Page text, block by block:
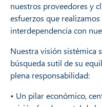
nuestros proveedores y
esfuerzos que
interdependencia con
Nuestra visión sistémica
búsqueda sutil de su
plena responsabilidad:
• Un pilar económico,